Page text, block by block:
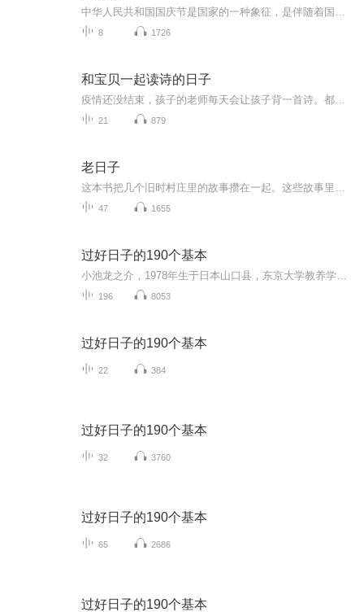
8 1726
和宝贝一起读诗的日子
21 879
老日子
47 1655
过好日子的190个基本
196 8053
过好日子的190个基本
22 384
过好日子的190个基本
32 3760
过好日子的190个基本
65 2686
过好日子的190个基本